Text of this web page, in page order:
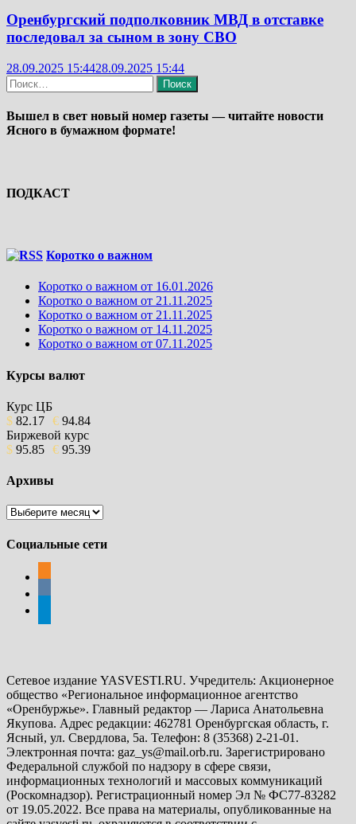
Оренбургский подполковник МВД в отставке
последовал за сыном в зону СВО
28.09.2025 15:4428.09.2025 15:44
Найти:
Вышел в свет новый номер газеты — читайте новости
Ясного в бумажном формате!
ПОДКАСТ
Коротко о важном
Коротко о важном от 16.01.2026
Коротко о важном от 21.11.2025
Коротко о важном от 21.11.2025
Коротко о важном от 14.11.2025
Коротко о важном от 07.11.2025
Курсы валют
Курс ЦБ
$ 82.17 € 94.84
Биржевой курс
$ 95.85 € 95.39
Архивы
Архивы
Социальные сети
Сетевое издание YASVESTI.RU. Учредитель: Акционерное
общество «Региональное информационное агентство
«Оренбуржье». Главный редактор — Лариса Анатольевна
Якупова. Адрес редакции: 462781 Оренбургская область, г.
Ясный, ул. Свердлова, 5а. Телефон: 8 (35368) 2-21-01.
Электронная почта: gaz_ys@mail.orb.ru. Зарегистрировано
Федеральной службой по надзору в сфере связи,
информационных технологий и массовых коммуникаций
(Роскомнадзор). Регистрационный номер Эл № ФС77-83282
от 19.05.2022. Все права на материалы, опубликованные на